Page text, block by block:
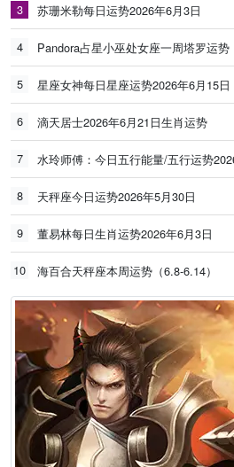
3 苏珊米勒每日运势2026年6月3日
4 Pandora占星小巫处女座一周塔罗运势
5 星座女神每日星座运势2026年6月15日
6 滴天居士2026年6月21日生肖运势
7 水玲师傅：今日五行能量/五行运势
8 天秤座今日运势2026年5月30日
9 董易林每日生肖运势2026年6月3日
10 海百合天秤座本周运势（6.8-6.14）